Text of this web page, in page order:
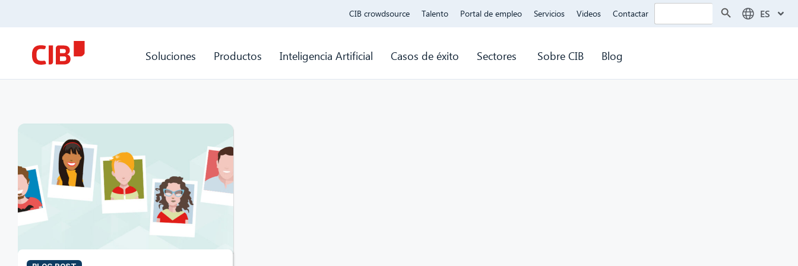
CIB crowdsource Talento Portal de empleo Servicios Videos Contactar Buscar: ES
Soluciones Productos Inteligencia Artificial Casos de éxito Sectores Sobre CIB Blog